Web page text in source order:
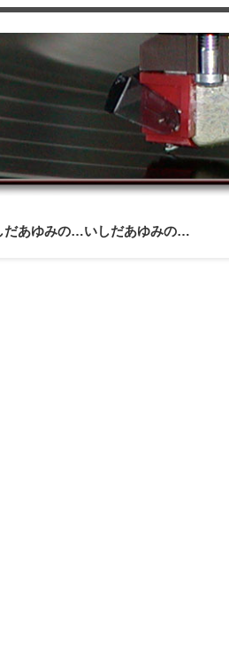
いしだあゆみの歌（Columbia） いしだあゆみの画像